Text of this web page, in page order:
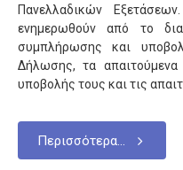
Πανελλαδικών
ενημερωθούν από το
συμπλήρωσης και
Δήλωσης, τα απαιτούμενα
υποβολής τους και τις
Περισσότερα...